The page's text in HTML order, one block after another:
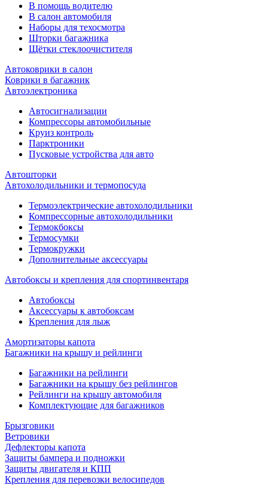
В помощь водителю
В салон автомобиля
Наборы для техосмотра
Шторки багажника
Щётки стеклоочистителя
Автоковрики в салон
Коврики в багажник
Автоэлектроника
Автосигнализации
Компрессоры автомобильные
Круиз контроль
Парктроники
Пусковые устройства для авто
Автошторки
Автохолодильники и термопосуда
Термоэлектрические автохолодильники
Компрессорные автохолодильники
Термокбоксы
Термосумки
Термокружки
Дополнительные аксессуары
Автобоксы и крепления для спортинвентаря
Автобоксы
Аксессуары к автобоксам
Крепления для лыж
Амортизаторы капота
Багажники на крышу и рейлинги
Багажники на рейлинги
Багажники на крышу без рейлингов
Рейлинги на крышу автомобиля
Комплектующие для багажников
Брызговики
Ветровики
Дефлекторы капота
Защиты бампера и подножки
Защиты двигателя и КПП
Крепления для перевозки велосипедов